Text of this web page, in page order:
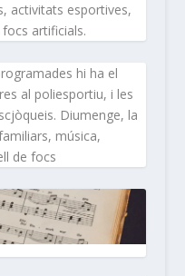
activitats esportives,
artificials.
hi ha el
al poliesportiu, i les
Diumenge, la
música,
de focs